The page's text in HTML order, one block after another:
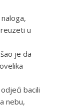
u
je da
bacili
nebu,